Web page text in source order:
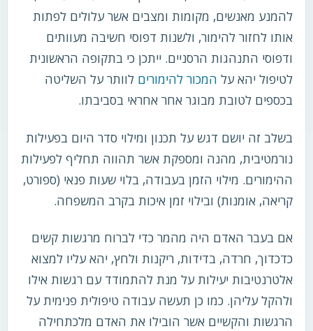
להמנע מאנשים, מקומות ומצבים אשר עלולים לפתות
אותו לחזור להימור, ולשנות דפוסי חשיבה מעוותים
ודפוסי התנהגות הרסניים. ייתכן כי בתקופה הראשונית
לטיפול יהא על המכור להימורים לוותר על השליטה
בכספים לטובת מבוגר אחר אחראי בסביבתו.
בשלב זה יושם דגש על תכנון ומילוי סדר היום בפעילות
נורמטיבית, מהנה ומספקת אשר תהווה תחליף לפעילות
ההימורים. מילוי הזמן בעבודה, בלוי שעות פנאי (ספורט,
קריאה, אומנות) ובילוי זמן איכות בקרב המשפחה.
אם בעבר האדם היה מהמר כדי לברוח מרגשות קשים
כדכדוך, חרדה, בדידות, ריקנות ולחץ, יהא עליו למצוא
אלטרנטיבות יעילות על מנת להתמודד עם רגשות אילו
ולהקל עליהן. כמו כן תעשה עבודה טיפולית פנימית על
הרגשות והקשיים אשר הובילו את האדם מלכתחילה